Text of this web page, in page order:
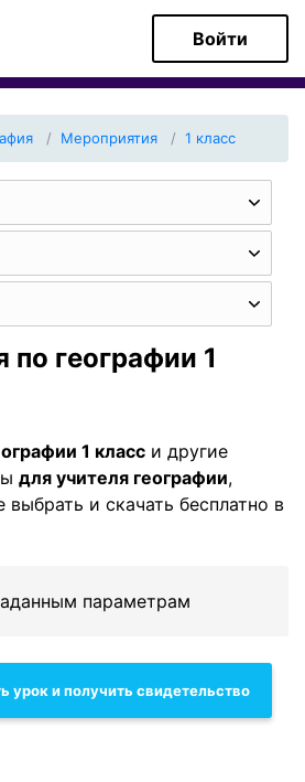
Войти
Мероприятия 1 класс
географии 1
1 класс и другие
для учителя географии,
и скачать бесплатно в
параметрам
урок и получить свидетельство